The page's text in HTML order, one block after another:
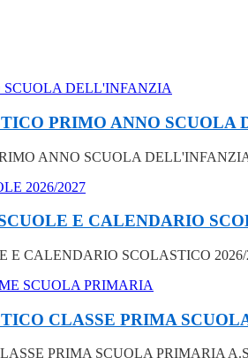
PRIMO ANNO SCUOLA
ANNO SCUOLA
E CALENDARIO
CALENDARIO SCOLASTICO 2026/
CLASSE PRIMA
PRIMA SCUOLA PRIMARIA